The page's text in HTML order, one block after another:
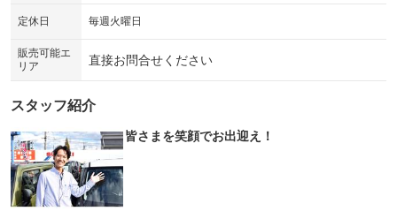
定休日 毎週火曜日
販売可能エ
リア
直接お問合せください
スタッフ紹介
皆さまを笑顔でお出迎え！